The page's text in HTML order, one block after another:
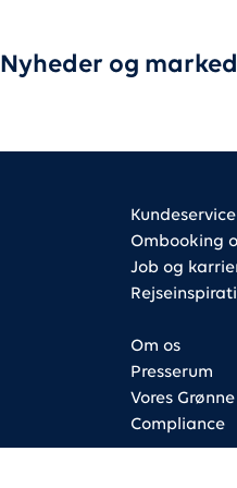
Nyheder og
Footer
Kundeservice
Ombooking
Job og
Footer
Om os
Presserum
Vores
Compliance